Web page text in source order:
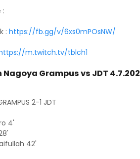
:
: https://fb.gg/v/6xs0mPOsNW/
m.twitch.tv/tblch1
Nagoya Grampus vs JDT
2-1 JDT
4'
42'